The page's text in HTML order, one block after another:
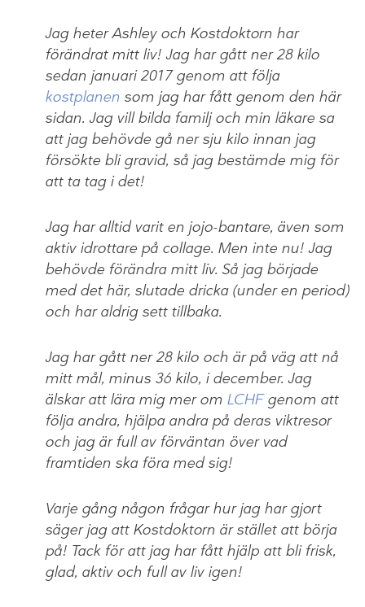
Jag heter Ashley och Kostdoktorn har
förändrat mitt liv! Jag har gått ner 28 kilo
sedan januari 2017 genom att följa
kostplanen som jag har fått genom den här
sidan. Jag vill bilda familj och min läkare sa
att jag behövde gå ner sju kilo innan jag
försökte bli gravid, så jag bestämde mig för
att ta tag i det!
Jag har alltid varit en jojo-bantare, även som
aktiv idrottare på collage. Men inte nu! Jag
behövde förändra mitt liv. Så jag började
med det här, slutade dricka (under en period)
och har aldrig sett tillbaka.
Jag har gått ner 28 kilo och är på väg att nå
mitt mål, minus 36 kilo, i december. Jag
älskar att lära mig mer om LCHFgenom att
följa andra, hjälpa andra på deras viktresor
och jag är full av förväntan över vad
framtiden ska föra med sig!
Varje gång någon frågar hur jag har gjort
säger jag att Kostdoktorn är stället att börja
på! Tack för att jag har fått hjälp att bli frisk,
glad, aktiv och full av liv igen!